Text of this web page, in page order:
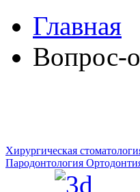
Главная
Вопрос-
Хирургическая
Пародонтология